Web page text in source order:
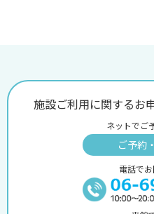
施設ご利用に関するお
ネットでご
ご予約
電話で